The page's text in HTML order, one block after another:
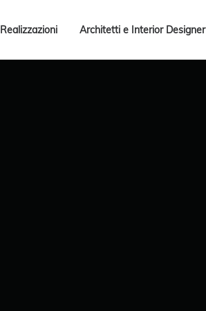
Realizzazioni Architetti e Interior Designer